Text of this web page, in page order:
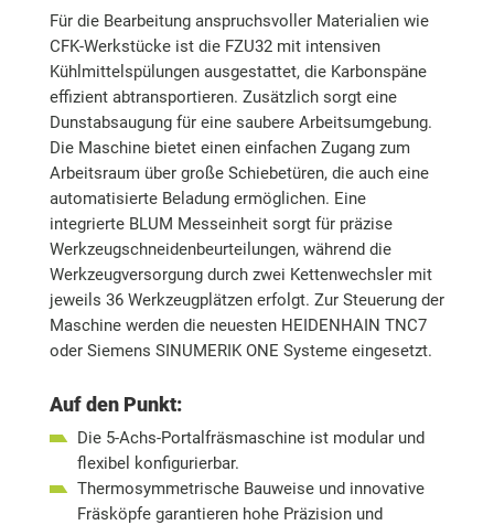
Für die Bearbeitung anspruchsvoller Materialien wie
CFK-Werkstücke ist die FZU32 mit intensiven
Kühlmittelspülungen ausgestattet, die Karbonspäne
effizient abtransportieren. Zusätzlich sorgt eine
Dunstabsaugung für eine saubere Arbeitsumgebung.
Die Maschine bietet einen einfachen Zugang zum
Arbeitsraum über große Schiebetüren, die auch eine
automatisierte Beladung ermöglichen. Eine
integrierte BLUM Messeinheit sorgt für präzise
Werkzeugschneidenbeurteilungen, während die
Werkzeugversorgung durch zwei Kettenwechsler mit
jeweils 36 Werkzeugplätzen erfolgt. Zur Steuerung der
Maschine werden die neuesten HEIDENHAIN TNC7
oder Siemens SINUMERIK ONE Systeme eingesetzt.
Auf den Punkt:
Die 5-Achs-Portalfräsmaschine ist modular und
flexibel konfigurierbar.
Thermosymmetrische Bauweise und innovative
Fräsköpfe garantieren hohe Präzision und